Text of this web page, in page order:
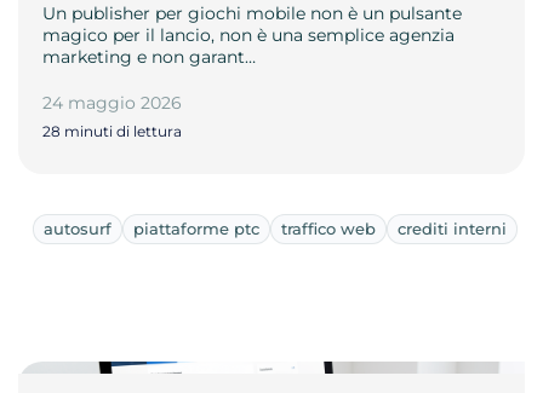
Un publisher per giochi mobile non è un pulsante
magico per il lancio, non è una semplice agenzia
marketing e non garant…
24 maggio 2026
28 minuti di lettura
autosurf piattaforme ptc traffico web crediti interni